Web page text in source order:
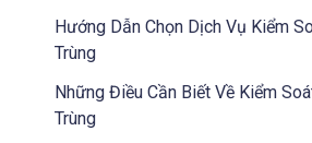
Hướng Dẫn Chọn Dịch Vụ Kiểm
Trùng
Những Điều Cần Biết Về Kiểm
Trùng